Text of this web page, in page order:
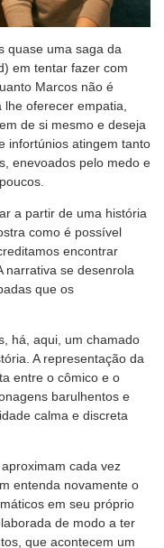
quase uma saga da
em tentar fazer com
Marcos não é
oferecer empatia,
de si mesmo e deseja
infortúnios atingem tanto
enevoados pelo medo e
a partir de uma história
como é possível
encontrar
narrativa se desenrola
que os
há, aqui, um chamado
A representação da
entre o cômico e o
barulhentos e
calma e discreta
cada vez
entenda novamente o
em seu próprio
de modo a ter
que acontecem um